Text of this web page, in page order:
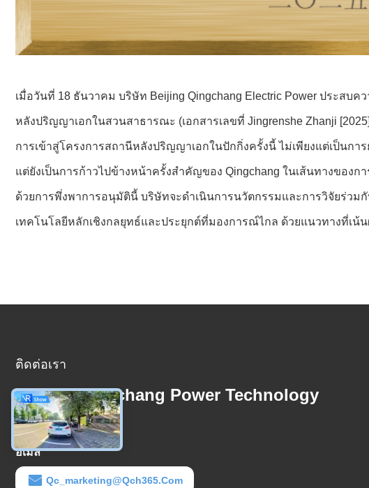
เมื่อวันที่ 18 ธันวาคม บริษัท Beijing Qingchang Electric Power ประส
หลังปริญญาเอกในสวนสาธารณะ (เอกสารเลขที่ Jingrenshe Zhanji
การเข้าสู่โครงการสถานีหลังปริญญาเอกในปักกิ่งครั้งนี้ ไม่เพียงแต่เป็นก
แต่ยังเป็นการก้าวไปข้างหน้าครั้งสำคัญของ Qingchang ในเส้นทางของ
ด้วยการพึ่งพาการอนุมัตินี้ บริษัทจะดำเนินการนวัตกรรมและการวิจัยร่ว
เทคโนโลยีหลักเชิงกลยุทธ์และประยุกต์ที่มองการณ์ไกล ด้วยแนวทางที่เ
ติดต่อเรา
Beijing Qingchang Power Technology
Co.,Ltd
อีเมล
Qc_marketing@qch365.com